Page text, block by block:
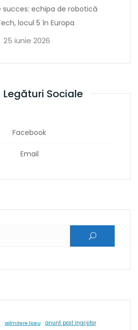
succes: echipa de robotică
locul 5 în Europa
25 iunie 2026
Legături Sociale
Facebook
Email
admitere liceu anunt post ingrijitor